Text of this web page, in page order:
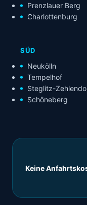
Prenzlauer Berg
Charlottenburg
SÜD
Neukölln
Tempelhof
Steglitz-
Schöneberg
Keine